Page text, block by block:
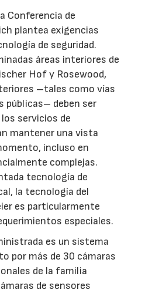
Conferencia de
plantea exigencias
de seguridad.
áreas interiores de
Hof y Rosewood,
–tales como vías
públicas– deben ser
servicios de
mantener una vista
incluso en
complejas.
tecnología de
la tecnología del
es particularmente
especiales.
es un sistema
por más de 30 cámaras
de la familia
de sensores